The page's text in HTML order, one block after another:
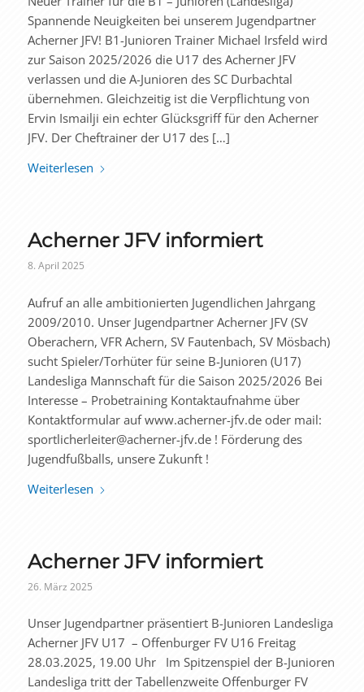
Spannende Neuigkeiten bei unserem Jugendpartner
Acherner JFV! B1-Junioren Trainer Michael Irsfeld wird
zur Saison 2025/2026 die U17 des Acherner JFV
verlassen und die A-Junioren des SC Durbachtal
übernehmen. Gleichzeitig ist die Verpflichtung von
Ervin Ismailji ein echter Glücksgriff für den Acherner
JFV. Der Cheftrainer der U17 des […]
Weiterlesen
Acherner JFV informiert
8. April 2025
Aufruf an alle ambitionierten Jugendlichen Jahrgang
2009/2010. Unser Jugendpartner Acherner JFV (SV
Oberachern, VFR Achern, SV Fautenbach, SV Mösbach)
sucht Spieler/Torhüter für seine B-Junioren (U17)
Landesliga Mannschaft für die Saison 2025/2026 Bei
Interesse – Probetraining Kontaktaufnahme über
Kontaktformular auf www.acherner-jfv.de oder mail:
sportlicherleiter@acherner-jfv.de ! Förderung des
Jugendfußballs, unsere Zukunft !
Weiterlesen
Acherner JFV informiert
26. März 2025
Unser Jugendpartner präsentiert B-Junioren Landesliga
Acherner JFV U17 – Offenburger FV U16 Freitag
28.03.2025, 19.00 Uhr Im Spitzenspiel der B-Junioren
Landesliga tritt der Tabellenzweite Offenburger FV